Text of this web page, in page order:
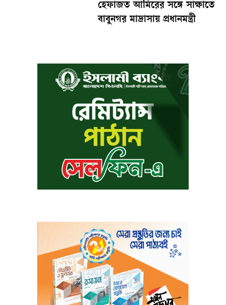
হেফাজত আমিরের সঙ্গে সাক্ষাতে
বাবুনগর মাদ্রাসায় প্রধানমন্ত্রী